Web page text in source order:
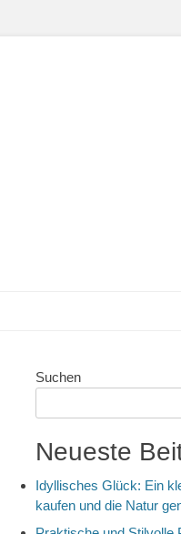
Suchen
Neueste
Idyllisches Glück: Ein
kaufen und die Natur